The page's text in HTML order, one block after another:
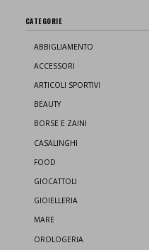
CATEGORIE
ABBIGLIAMENTO
ACCESSORI
ARTICOLI SPORTIVI
BEAUTY
BORSE E ZAINI
CASALINGHI
FOOD
GIOCATTOLI
GIOIELLERIA
MARE
OROLOGERIA